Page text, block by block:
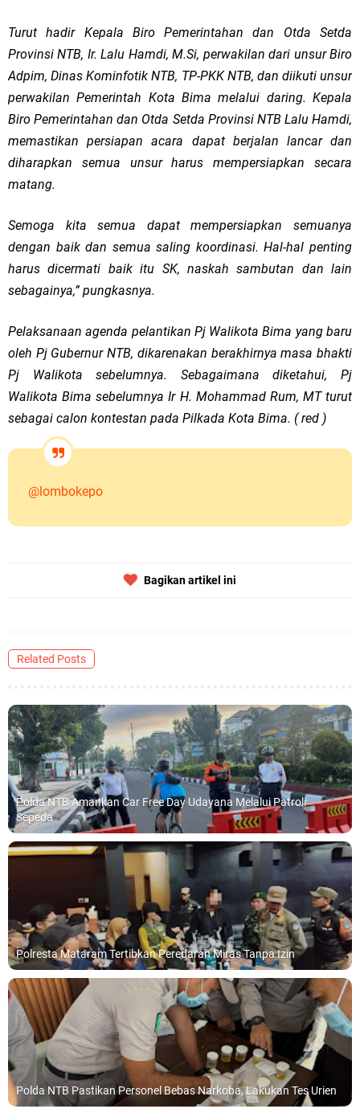
Turut hadir Kepala Biro Pemerintahan dan Otda Setda
Provinsi NTB, Ir. Lalu Hamdi, M.Si, perwakilan dari unsur Biro
Adpim, Dinas Kominfotik NTB, TP-PKK NTB, dan diikuti unsur
perwakilan Pemerintah Kota Bima melalui daring. Kepala
Biro Pemerintahan dan Otda Setda Provinsi NTB Lalu Hamdi,
memastikan persiapan acara dapat berjalan lancar dan
diharapkan semua unsur harus mempersiapkan secara
matang.
Semoga kita semua dapat mempersiapkan semuanya
dengan baik dan semua saling koordinasi. Hal-hal penting
harus dicermati baik itu SK, naskah sambutan dan lain
sebagainya,” pungkasnya.
Pelaksanaan agenda pelantikan Pj Walikota Bima yang baru
oleh Pj Gubernur NTB, dikarenakan berakhirnya masa bhakti
Pj Walikota sebelumnya. Sebagaimana diketahui, Pj
Walikota Bima sebelumnya Ir H. Mohammad Rum, MT turut
sebagai calon kontestan pada Pilkada Kota Bima. ( red )
@lombokepo
Bagikan artikel ini
Related Posts
Polda NTB Amankan Car Free Day Udayana Melalui Patroli
Sepeda
Polresta Mataram Tertibkan Peredaran Miras Tanpa Izin
Polda NTB Pastikan Personel Bebas Narkoba, Lakukan Tes Urien